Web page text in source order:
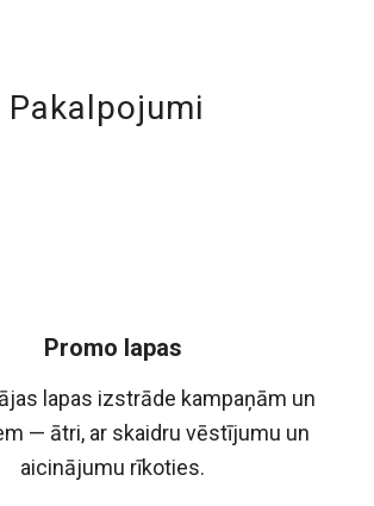
Pakalpojumi
Promo lapas
lapas izstrāde kampaņām un
— ātri, ar skaidru vēstījumu un
aicinājumu rīkoties.